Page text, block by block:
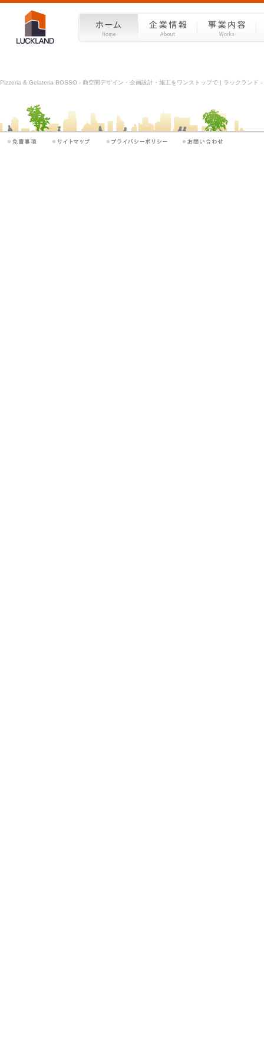
Pizzeria & Gelateria BOSSO - 商空間デザイン・企画設計・施工をワンストップで | ラックランド